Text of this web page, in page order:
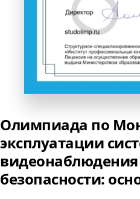
Олимпиада по
эксплуатации
видеонаблюдения
безопасности: